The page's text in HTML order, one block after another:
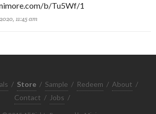
b/Tu5Wf/1
11:45 am
/ Store / Sample / Redeem / About /
Contact / Jobs /